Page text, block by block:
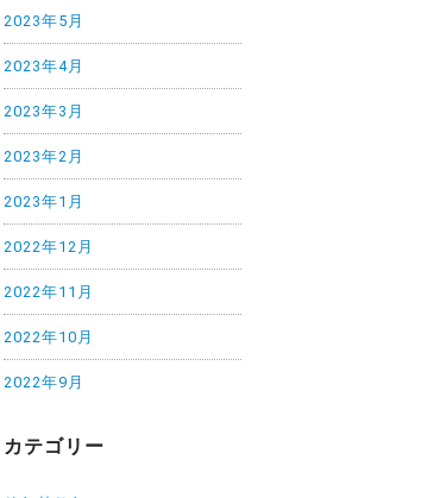
2023年5月
2023年4月
2023年3月
2023年2月
2023年1月
2022年12月
2022年11月
2022年10月
2022年9月
カテゴリー